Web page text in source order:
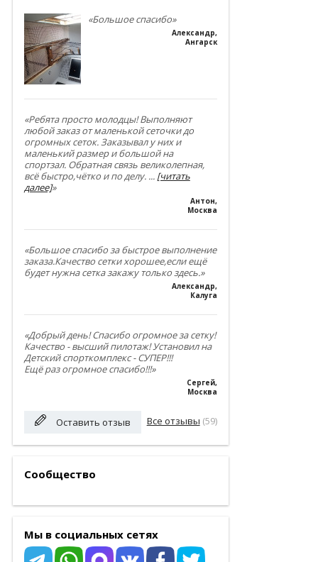
«Большое спасибо»
Александр,
Ангарск
«Ребята просто молодцы! Выполняют
любой заказ от маленькой сеточки до
огромных сеток. Заказывал у них и
маленький размер и большой на
спортзал. Обратная связь великолепная,
всё быстро,чётко и по делу. ... [читать
далее]»
Антон,
Москва
«Большое спасибо за быстрое выполнение
заказа.Качество сетки хорошее,если ещё
будет нужна сетка закажу только здесь.»
Александр,
Калуга
«Добрый день! Спасибо огромное за сетку!
Качество - высший пилотаж! Установил на
Детский спорткомплекс - СУПЕР!!!
Ещё раз огромное спасибо!!!»
Сергей,
Москва
Оставить отзыв Все отзывы (59)
Сообщество
Мы в социальных сетях